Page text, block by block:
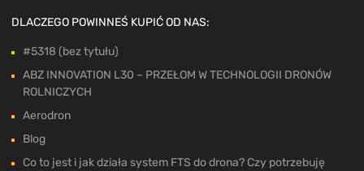
DLACZEGO POWINNEŚ KUPIĆ OD NAS:
#5318 (bez tytułu)
ABZ INNOVATION L30 – PRZEŁOM W TECHNOLOGII DRONÓW
ROLNICZYCH
Aerodron
Blog
Co to jest i jak działa system FTS do drona? Czy potrzebuję